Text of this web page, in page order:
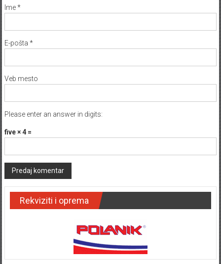
Ime*
E-pošta *
Veb mesto
Please enter an answer in digits:
five × 4 =
Rekviziti i oprema